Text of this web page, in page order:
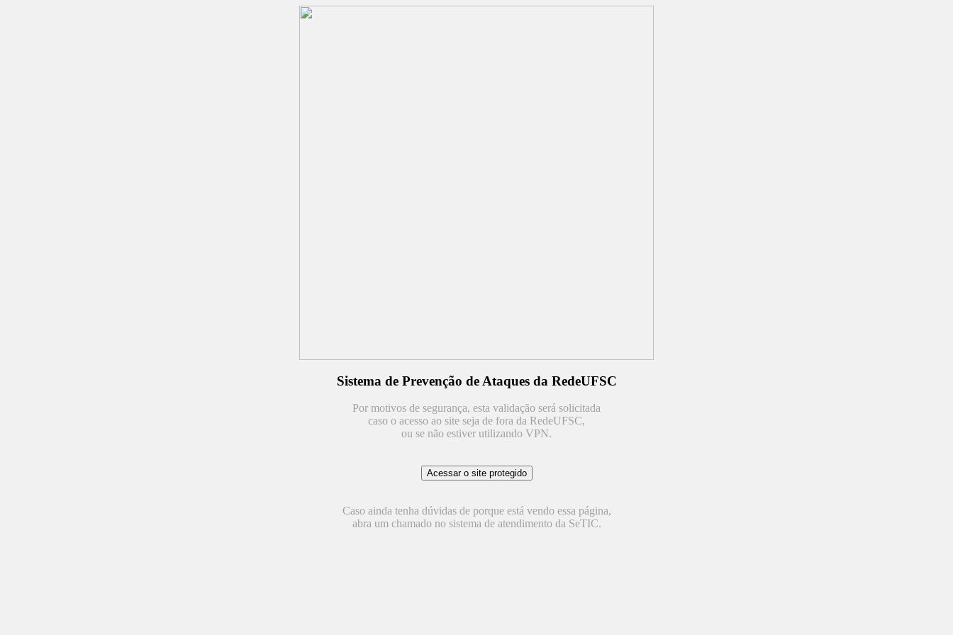
Sistema de Prevenção de Ataques da RedeUFSC
Por motivos de segurança, esta validação será solicitada
caso o acesso ao site seja de fora da RedeUFSC,
ou se não estiver utilizando VPN.
Caso ainda tenha dúvidas de porque está vendo essa página,
abra um chamado no sistema de atendimento da SeTIC.